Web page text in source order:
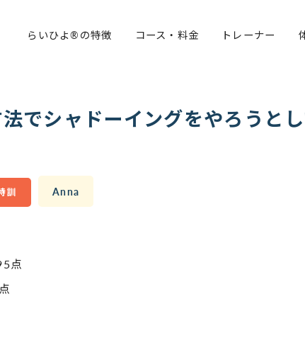
らいひよ®の特徴 コース・料金 トレーナー
法でシャドーイングをやろうと
訓 Anna
点